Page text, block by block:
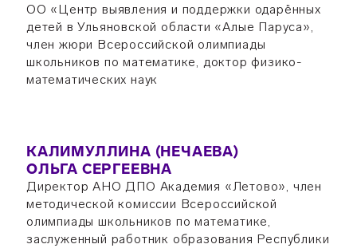
ОО «Центр выявления и поддержки одарённых
детей в Ульяновской области «Алые Паруса»,
член жюри Всероссийской олимпиады
школьников по математике, доктор физико-
математических наук
КАЛИМУЛЛИНА (НЕЧАЕВА)
ОЛЬГА СЕРГЕЕВНА
Директор АНО ДПО Академия «Летово», член
методической комиссии Всероссийской
олимпиады школьников по математике,
заслуженный работник образования Республики